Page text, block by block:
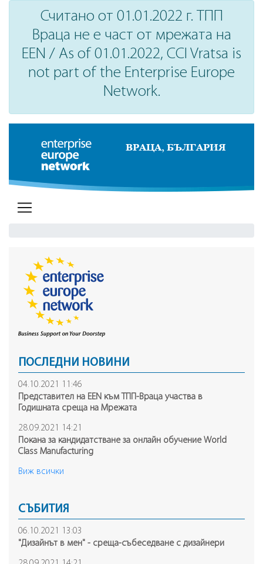
Считано от 01.01.2022 г. ТПП
Враца не е част от мрежата на
EEN / As of 01.01.2022, CCI Vratsa is
not part of the Enterprise Europe
Network.
ВРАЦА, БЪЛГАРИЯ
ПОСЛЕДНИ НОВИНИ
04.10.2021 11:46
Представител на ЕEN към ТПП-Враца участва в
Годишната среща на Mрежата
28.09.2021 14:21
Покана за кандидатстване за онлайн обучение World
Class Manufacturing
Виж всички
СЪБИТИЯ
06.10.2021 13:03
"Дизайнът в мен" - среща-събеседване с дизайнери